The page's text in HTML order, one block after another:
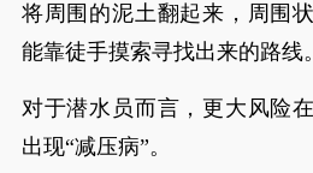
将周围的泥土翻起来，周围
能靠徒手摸索寻找出来的路线。
对于潜水员而言，更大风险
出现“减压病”。